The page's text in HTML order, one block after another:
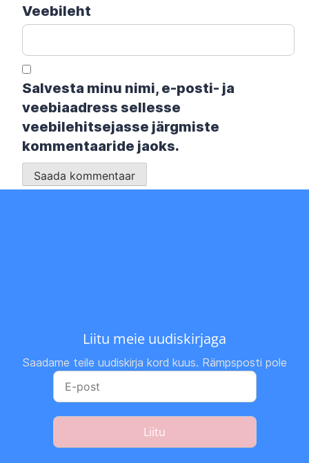
Veebileht
Salvesta minu nimi, e-posti- ja
veebiaadress sellesse
veebilehitsejasse järgmiste
kommentaaride jaoks.
Liitu meie uudiskirjaga
Saadame teile uudiskirja kord kuus. Rämpsposti pole
Liitu